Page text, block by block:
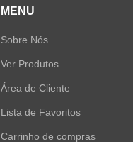
MENU
Sobre Nós
Ver Produtos
Área de Cliente
Lista de Favoritos
Carrinho de compras